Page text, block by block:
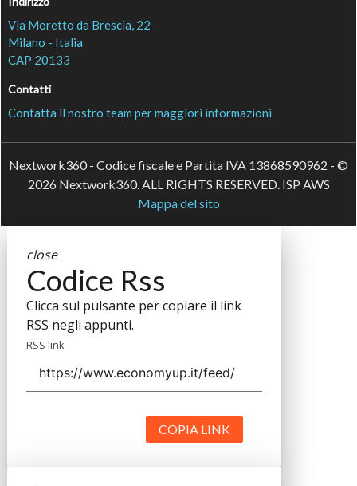
Via Moretto da Brescia, 22
Milano - Italia
CAP 20133
Contatti
Contatta il nostro team per maggiori informazioni
Nextwork360 - Codice fiscale e Partita IVA 13868590962 - ©
2026 Nextwork360. ALL RIGHTS RESERVED. ISP AWS
Mappa del sito
close
Codice Rss
Clicca sul pulsante per copiare il link
RSS negli appunti.
RSS link
COPIA LINK